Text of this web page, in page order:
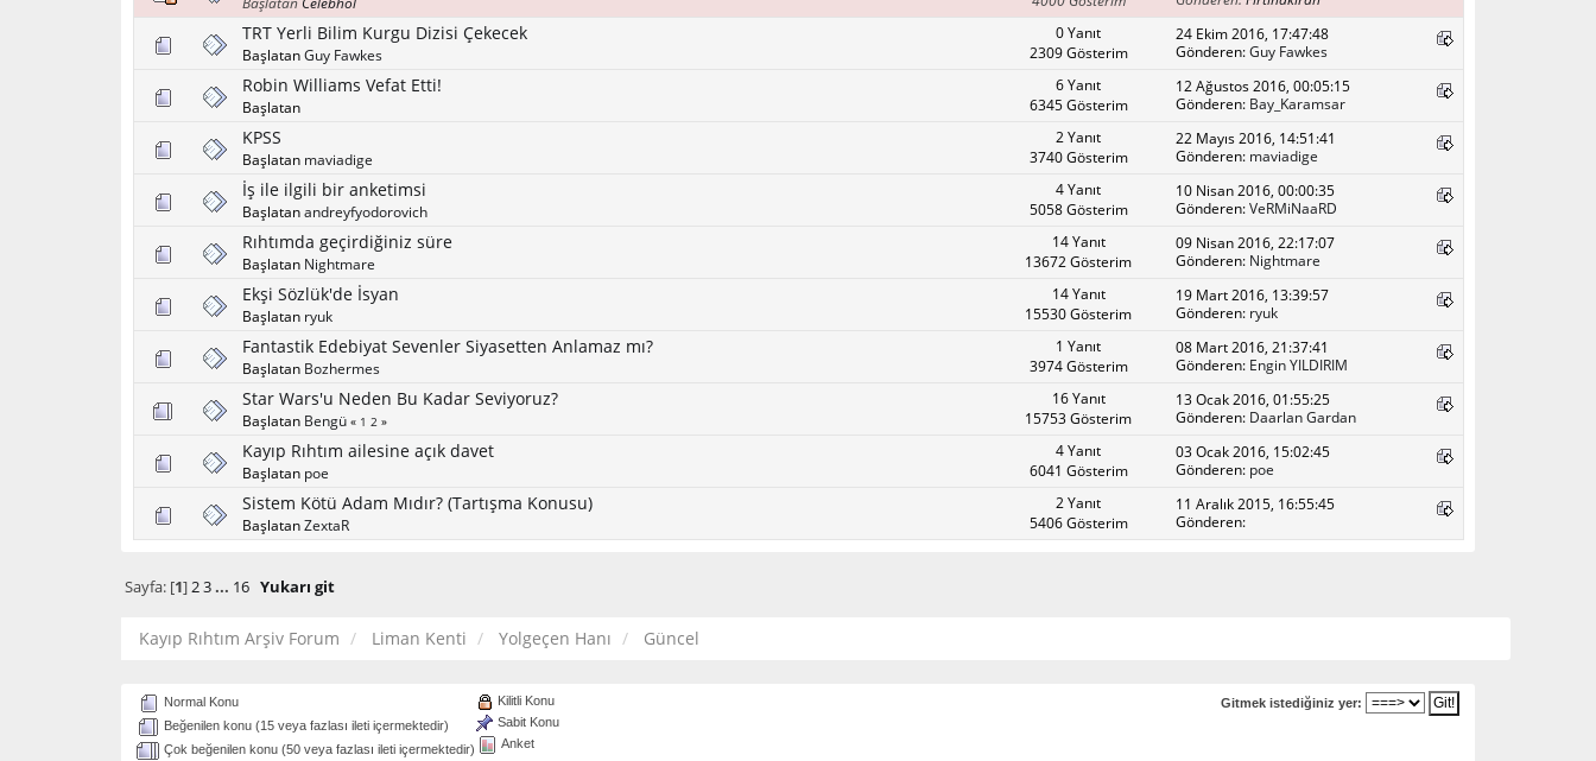
TRT Yerli Bilim Kurgu Dizisi Çekecek
BaşlatanGuy Fawkes
0 Yanıt
2309 Gösterim
24 Ekim 2016, 17:47:48
Gönderen:Guy Fawkes
Robin Williams Vefat Etti!
Başlatan
6 Yanıt
6345 Gösterim
12 Ağustos 2016, 00:05:15
Gönderen: Bay_Karamsar
KPSS
Başlatan maviadige
2 Yanıt
3740 Gösterim
22 Mayıs 2016, 14:51:41
Gönderen: maviadige
İş ile ilgili bir anketimsi
Başlatanandreyfyodorovich
4 Yanıt
5058 Gösterim
10 Nisan 2016, 00:00:35
Gönderen:VeRMiNaaRD
Rıhtımda geçirdiğiniz süre
Başlatan Nightmare
14 Yanıt
13672 Gösterim
09 Nisan 2016, 22:17:07
Gönderen: Nightmare
Ekşi Sözlük'de İsyan
Başlatan ryuk
14 Yanıt
15530 Gösterim
19 Mart 2016, 13:39:57
Gönderen: ryuk
Fantastik Edebiyat Sevenler Siyasetten Anlamaz mı?
Başlatan Bozhermes
1 Yanıt
3974 Gösterim
08 Mart 2016, 21:37:41
Gönderen: Engin YILDIRIM
Star Wars'u Neden Bu Kadar Seviyoruz?
Başlatan Bengü « 1 2 »
16 Yanıt
15753 Gösterim
13 Ocak 2016, 01:55:25
Gönderen: Daarlan Gardan
Kayıp Rıhtım ailesine açık davet
Başlatan poe
4 Yanıt
6041 Gösterim
03 Ocak 2016, 15:02:45
Gönderen: poe
Sistem Kötü Adam Mıdır? (Tartışma Konusu)
BaşlatanZextaR
2 Yanıt
5406 Gösterim
11 Aralık 2015, 16:55:45
Gönderen:
Sayfa: [1]2 3 ... 16 Yukarı git
Kayıp Rıhtım Arşiv Forum Liman Kenti Yolgeçen Hanı Güncel
Gitmek istediğiniz yer:
Normal Konu
Beğenilen konu (15 veya fazlası ileti içermektedir)
Çok beğenilen konu (50 veya fazlası ileti içermektedir)
Kilitli Konu
Sabit Konu
Anket